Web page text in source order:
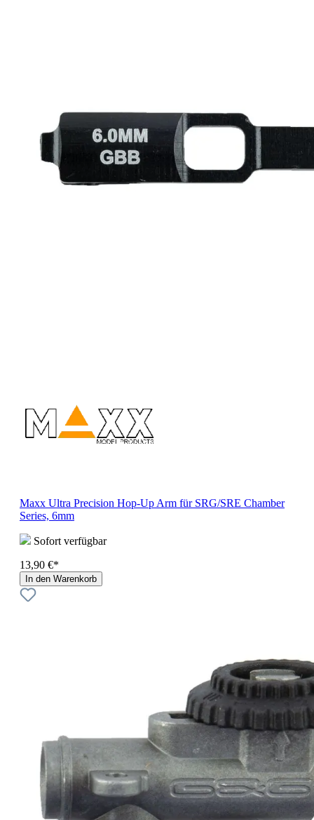
Maxx Ultra Precision Hop-Up Arm für SRG/SRE Chamber
Series, 6mm
Sofort verfügbar
13,90 €*
In den Warenkorb